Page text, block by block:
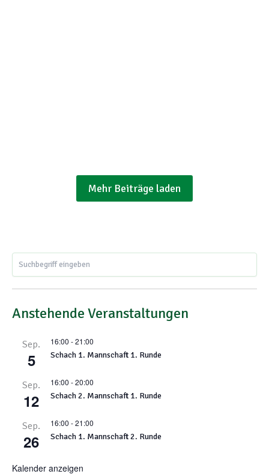
Mehr Beiträge laden
Anstehende Veranstaltungen
Sep.
5
16:00 -21:00
Schach 1. Mannschaft 1. Runde
Sep.
12
16:00 -20:00
Schach 2. Mannschaft 1. Runde
Sep.
26
16:00 -21:00
Schach 1. Mannschaft 2. Runde
Kalender anzeigen